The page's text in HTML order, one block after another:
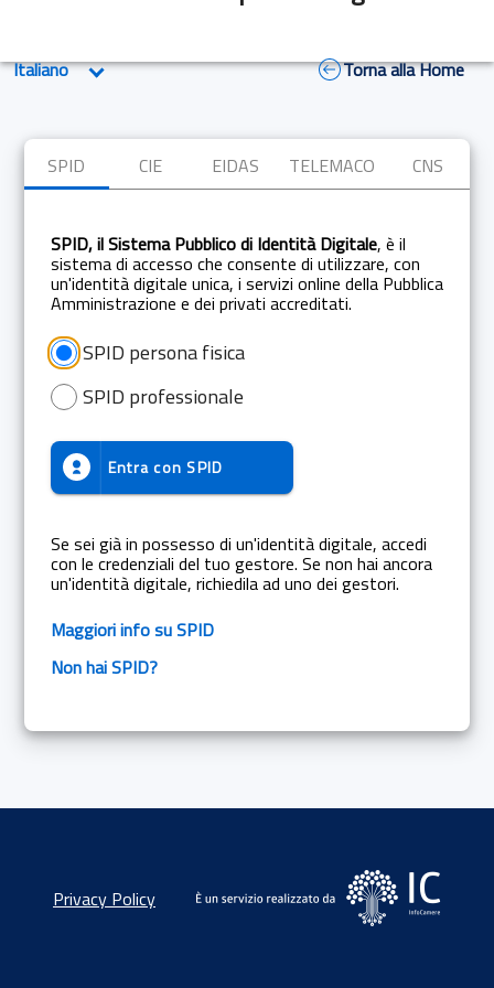
Torna alla Home
SPID CIE EIDAS TELEMACO CNS
SPID, il Sistema Pubblico di Identità Digitale, è il
sistema di accesso che consente di utilizzare, con
un'identità digitale unica, i servizi online della Pubblica
Amministrazione e dei privati accreditati.
SPID persona fisica
SPID professionale
Entra con SPID
Se sei già in possesso di un'identità digitale, accedi
con le credenziali del tuo gestore. Se non hai ancora
un'identità digitale, richiedila ad uno dei gestori.
Maggiori info su SPID
Non hai SPID?
Privacy Policy